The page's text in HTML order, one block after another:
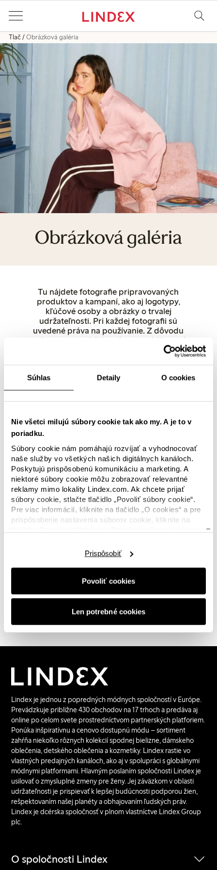
Súhlas Detaily O cookies
Nie všetci milujú súbory cookie tak ako my. A je to v
poriadku.
Súbory cookie nám pomáhajú rozvíjať a vyhodnocovať
naše služby vo všetkých našich digitálnych kanáloch.
Poskytujú prispôsobenú komunikáciu a marketing. A
niektoré súbory cookie môžu zobrazovať relevantné
reklamy mimo lokality Lindex.com. Ak chcete prijať
súbory cookie, stlačte tlačidlo „Povoliť súbory cookie“.
Pre viac informácií, kliknite na tlačidlo „O cookies“ a pre
prispôsobenie nastavenia súborov cookie, kliknite na
Povoliť cookies
Prispôsobiť
Len potrebné cookies
Tlač Obrázková galéria
Obrázková galéria
Tu nájdete fotografie pripravovaných
produktov a kampaní, ako aj logotypy,
kľúčové osoby a obrázky o trvalej
udržateľnosti. Pri každej fotografii sú
uvedené práva na používanie. Z dôvodu
ochrany autorských práv pri publikovaní
použite ako zdroj spoločnosť Lindex.
Ostatné fotografie produktov si môžete
prípade akýchkoľvek otázok nás neváhajte
Popredné osoby a hovorcovia Predajne
Udržateľnosť Logotypy
V tejto kategórii nie sú k dispozícii žiadne
obrázky? Nebojte sa, tento priestor bude už
spojiť, budeme s vami radi v
Lindex je jednou z popredných módnych spoločností v Európe.
Prevádzkuje približne 430 obchodov na 17 trhoch a predáva aj
online po celom svete prostredníctvom partnerských platforiem.
Ponúka inšpiratívnu a cenovo dostupnú módu – sortiment
zahŕňa niekoľko rôznych kolekcií spodnej bielizne, dámskeho
oblečenia, detského oblečenia a kozmetiky. Lindex rastie vo
vlastných predajných kanáloch, ako aj v spolupráci s globálnymi
módnymi platformami. Hlavným poslaním spoločnosti Lindex je
usilovať o zmysluplné zmeny pre ženy. Jej záväzkom v oblasti
udržateľnosti je prispievať k lepšej budúcnosti podporou žien,
rešpektovaním našej planéty a obhajovaním ľudských práv.
Lindex je dcérska spoločnosť v plnom vlastníctve Lindex Group
plc.
O spoločnosti Lindex